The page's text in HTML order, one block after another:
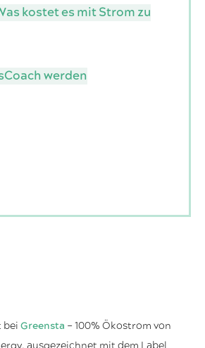
kostet es mit Strom zu
werden
bei Greensta – 100% Ökostrom von